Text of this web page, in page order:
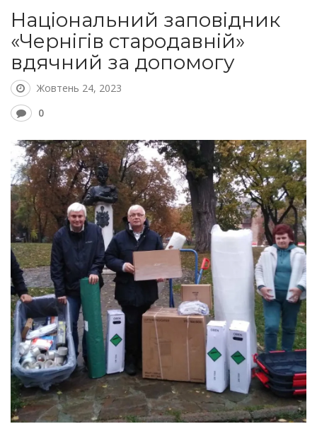
Національний заповідник
«Чернігів стародавній»
вдячний за допомогу
Жовтень 24, 2023
0